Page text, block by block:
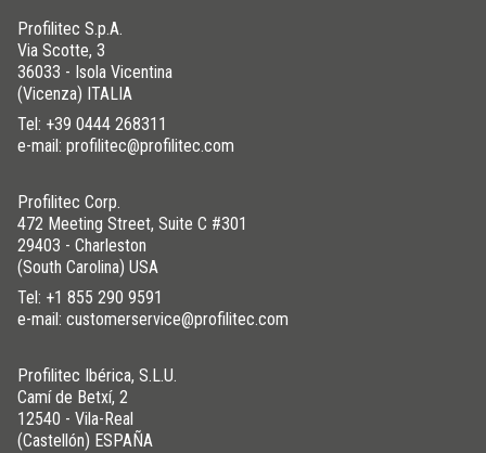
Profilitec S.p.A.
Via Scotte, 3
36033 - Isola Vicentina
(Vicenza) ITALIA
Tel: +39 0444 268311
e-mail: profilitec@profilitec.com
Profilitec Corp.
472 Meeting Street, Suite C #301
29403 - Charleston
(South Carolina) USA
Tel: +1 855 290 9591
e-mail: customerservice@profilitec.com
Profilitec Ibérica, S.L.U.
Camí de Betxí, 2
12540 - Vila-Real
(Castellón) ESPAÑA